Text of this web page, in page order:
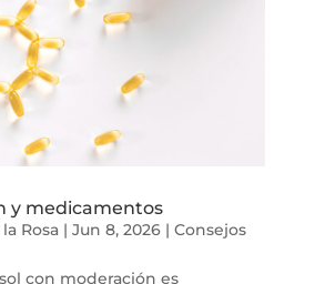
y medicamentos
Rosa| Jun 8, 2026| Consejos
con moderación es